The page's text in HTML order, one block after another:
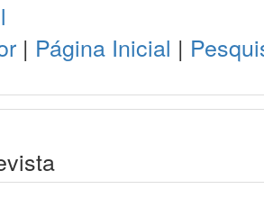
| Página Inicial |